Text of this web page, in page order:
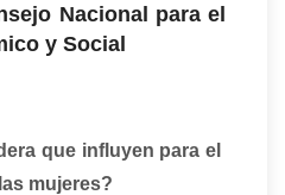
Nacional para el
y Social
que influyen para el
mujeres?